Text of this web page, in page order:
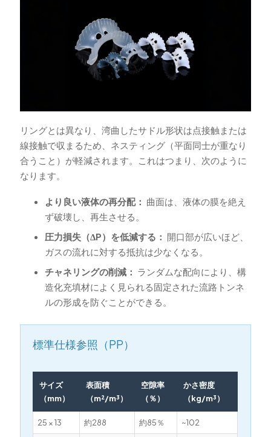
リングとは異なり、湾曲したサドル形状は点接触または
線接触で収まるため、ネスティング（平面同士が重なり
合うこと）が軽減されます。これはつまり、次のように
なります。
より良い液体の再分配： 曲面は、液体の膜を絶え
ず破壊し、再生させる。
圧力損失（ΔP）を低減する： 開口部が広いほど、
ガスの流れに対する抵抗は少なくなる。
チャネリングの削減： ランダムな配向により、構
造化充填材によく見られる固定された流路トンネ
ルの形成を防ぐことができる。
標準仕様参照（PP）
サイズ
（mm）
表面積
（m²/m³）
空隙率
（％）
かさ密度
（kg/m³）
25 × 13 約288 約85％ ~102